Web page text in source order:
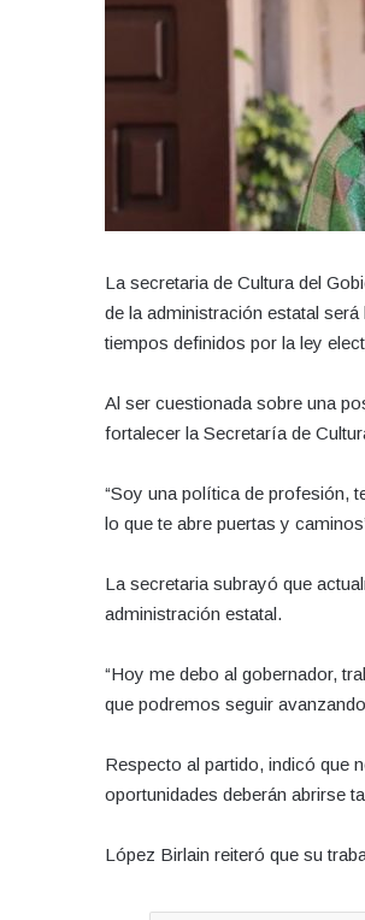
La secretaria de Cultura del
de la administración estatal
tiempos definidos por la ley
Al ser cuestionada sobre una
fortalecer la Secretaría de
“Soy una política de profesión,
lo que te abre puertas y
La secretaria subrayó que
administración estatal.
“Hoy me debo al gobernador,
que podremos seguir
Respecto al partido, indicó que
oportunidades deberán abrirse
López Birlain reiteró que su